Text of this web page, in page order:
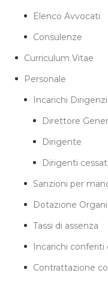
Elenco Avvocati
Consulenze
Curriculum Vitae
Personale
Incarichi
Direttore
Dirigente
Dirigenti cessati
Sanzioni per
Dotazione
Tassi di assenza
Incarichi
Contrattazione